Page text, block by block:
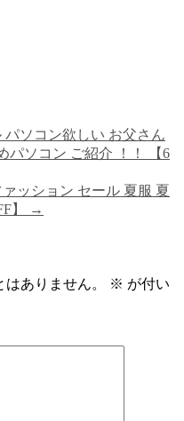
パソコン欲しい お父さん
パソコン ご紹介 ！！ 【6
ッション セール 夏服 夏
】
→
ありません。 ※ が付い